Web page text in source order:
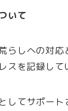
いて
らしへの対応
スを記録して
してサポート